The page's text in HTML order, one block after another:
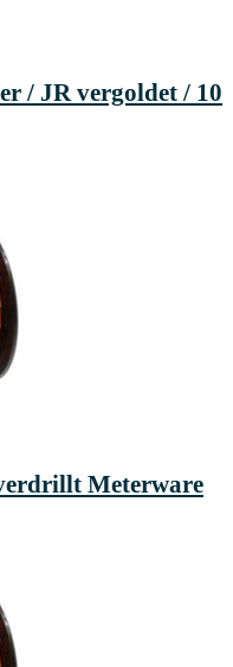
/ JR vergoldet / 10
Meterware